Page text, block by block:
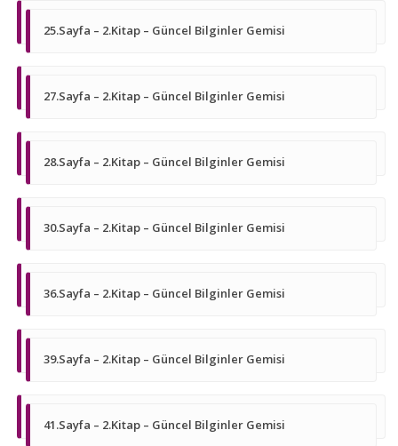
25.Sayfa – 2.Kitap – Güncel Bilginler Gemisi
27.Sayfa – 2.Kitap – Güncel Bilginler Gemisi
28.Sayfa – 2.Kitap – Güncel Bilginler Gemisi
30.Sayfa – 2.Kitap – Güncel Bilginler Gemisi
36.Sayfa – 2.Kitap – Güncel Bilginler Gemisi
39.Sayfa – 2.Kitap – Güncel Bilginler Gemisi
41.Sayfa – 2.Kitap – Güncel Bilginler Gemisi